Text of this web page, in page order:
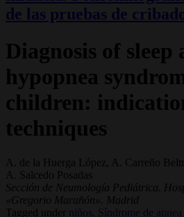
de las pruebas de
Diagnosis of sleep
hypopnea
children:
techniques
A. de la Huerga López, A. Carreño
A. Salcedo Posadas
Sección de Neumología Pediátrica.
«Gregorio Marañón». Madrid
Tagged under
niños,
Síndrome de